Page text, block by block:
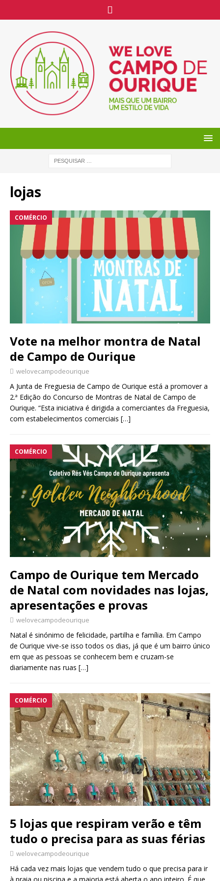
lojas
COMÉRCIO
Vote na melhor montra de Natal
de Campo de Ourique
welovecampodeourique
A Junta de Freguesia de Campo de Ourique está a promover a
2.ª Edição do Concurso de Montras de Natal de Campo de
Ourique. “Esta iniciativa é dirigida a comerciantes da Freguesia,
com estabelecimentos comerciais […]
COMÉRCIO
Campo de Ourique tem Mercado
de Natal com novidades nas lojas,
apresentações e provas
welovecampodeourique
Natal é sinónimo de felicidade, partilha e família. Em Campo
de Ourique vive-se isso todos os dias, já que é um bairro único
em que as pessoas se conhecem bem e cruzam-se
diariamente nas ruas […]
COMÉRCIO
5 lojas que respiram verão e têm
tudo o precisa para as suas férias
welovecampodeourique
Há cada vez mais lojas que vendem tudo o que precisa para ir